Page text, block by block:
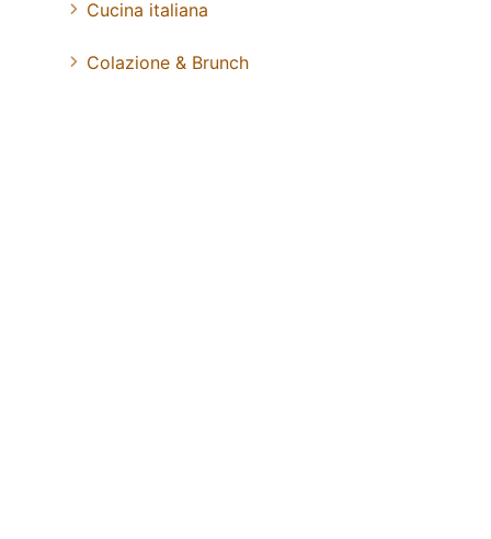
Cucina italiana
Colazione & Brunch